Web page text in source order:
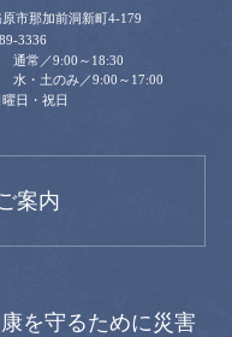
市那加前洞新町4-179
3336
通常／9:00～18:30
水・土のみ／9:00～17:00
曜日・祝日
案内
を守るために災害